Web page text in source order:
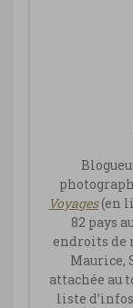
Voyages(en
82 pays
endroits de
Maurice,
attachée au
liste